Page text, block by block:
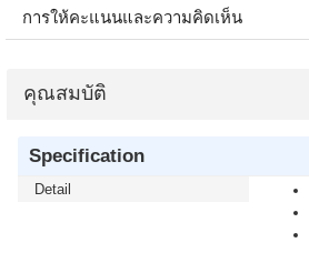
การให้คะแนนและความคิดเห็น
คุณสมบัติ
Specification
Detail